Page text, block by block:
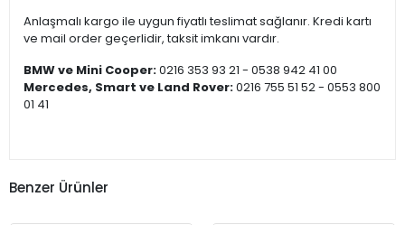
Anlaşmalı kargo ile uygun fiyatlı teslimat sağlanır. Kredi kartı
ve mail order geçerlidir, taksit imkanı vardır.
BMW ve Mini Cooper:0216 353 93 21 - 0538 942 41 00
Mercedes, Smart ve Land Rover:0216 755 51 52 - 0553 800
01 41
Benzer Ürünler